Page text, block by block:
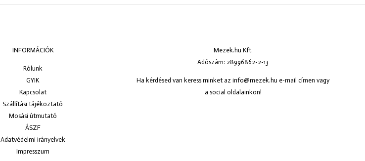
INFORMÁCIÓK
Rólunk
GYIK
Kapcsolat
Szállítási tájékoztató
Mosási útmutató
ÁSZF
Adatvédelmi irányelvek
Impresszum
Mezek.hu Kft.
Adószám: 28996862-2-13
Ha kérdésed van keress minket az info@mezek.hu e-mail címen vagy
a social oldalainkon!